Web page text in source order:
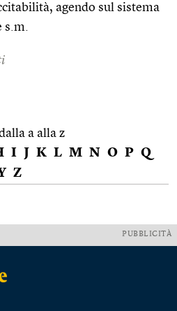
agendo sul sistema
a alla z
I J K L M N O P Q
Z
PUBBLICITÀ